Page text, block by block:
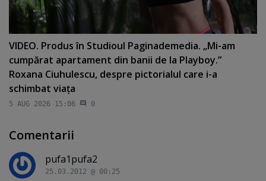
VIDEO. Produs în Studioul Paginademedia. „Mi-am
cumpărat apartament din banii de la Playboy.”
Roxana Ciuhulescu, despre pictorialul care i-a
schimbat viaţa
5 AUG 2026 15:06 0
Comentarii
pufa1pufa2
25.03.2012 @ 00:25